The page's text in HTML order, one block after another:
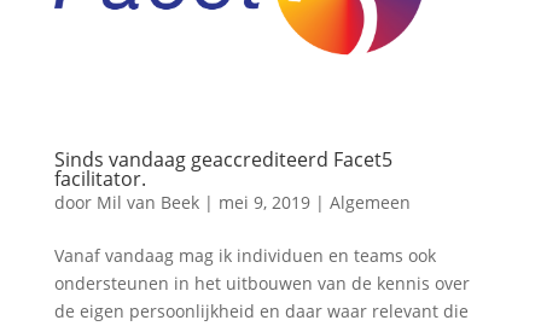
Sinds vandaag geaccrediteerd Facet5
facilitator.
door Mil van Beek| mei 9, 2019| Algemeen
Vanaf vandaag mag ik individuen en teams ook
ondersteunen in het uitbouwen van de kennis over
de eigen persoonlijkheid en daar waar relevant die